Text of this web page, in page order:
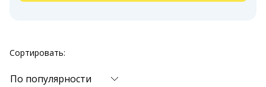
Сортировать:
По популярности